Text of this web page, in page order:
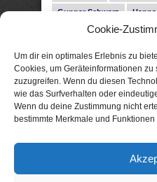
Cookie-
Um dir ein optimales Erlebnis zu
Cookies, um Geräteinformationen
zuzugreifen. Wenn du diesen
wie das Surfverhalten oder
Wenn du deine Zustimmung nicht
bestimmte Merkmale und
Gunnar Schwarz
Heike Fröhling Ina
Leonie Haubrich Lilly
Malin Blunk Marcus
Melisa Schwermer Nele
Noah Fitz Nora Amelie
Subina